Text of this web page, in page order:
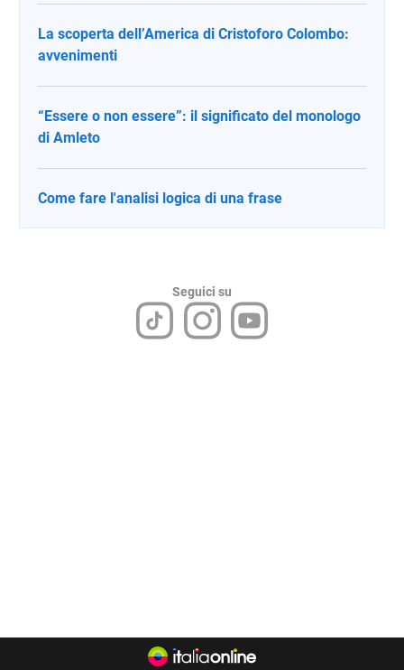
La scoperta dell’America di Cristoforo Colombo:
avvenimenti
“Essere o non essere”: il significato del monologo
di Amleto
Come fare l'analisi logica di una frase
Seguici su